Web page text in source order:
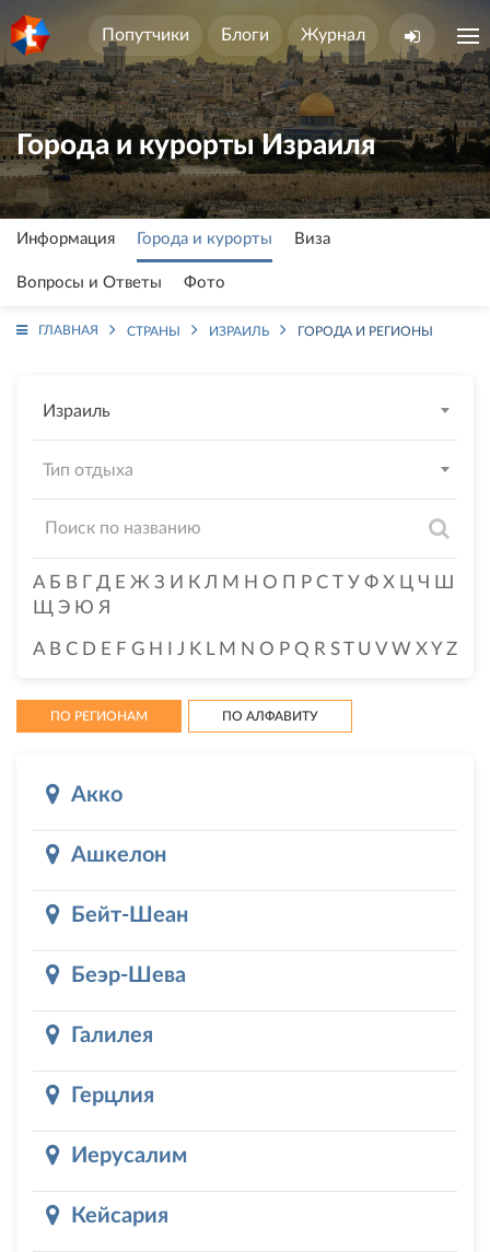
Попутчики Блоги Журнал
Города и курорты Израиля
Информация Города и курорты Виза
Вопросы и Ответы Фото
ГЛАВНАЯ СТРАНЫ ИЗРАИЛЬ ГОРОДА И РЕГИОНЫ
Израиль
Тип отдыха
А Б В Г Д Е Ж З И К Л М Н О П Р С Т У Ф Х Ц Ч Ш
Щ Э Ю Я
A B C D E F G H J K L M N O P Q R ST U V W XY Z
ПО РЕГИОНАМ ПО АЛФАВИТУ
Акко
Ашкелон
Бейт-Шеан
Беэр-Шева
Галилея
Герцлия
Иерусалим
Кейсария